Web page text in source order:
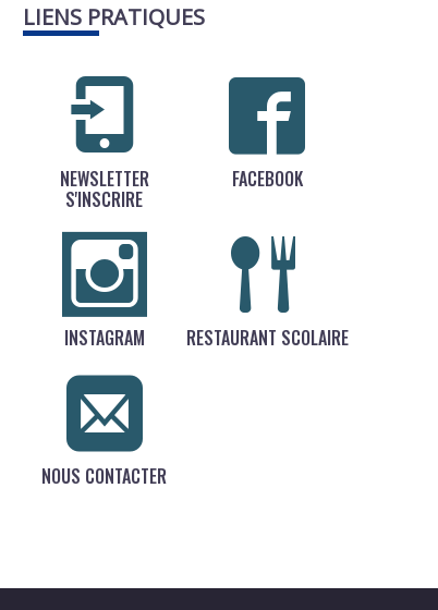
LIENS PRATIQUES
NEWSLETTER
S'INSCRIRE
FACEBOOK
INSTAGRAM RESTAURANT SCOLAIRE
NOUS CONTACTER